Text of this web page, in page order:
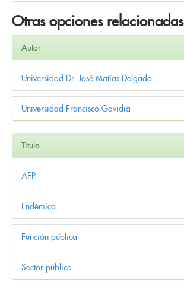
Otras opciones relacionadas
Autor
Universidad Dr. José Matías Delgado
Universidad Francisco Gavidia
Título
AFP
Endémico
Función pública
Sector público